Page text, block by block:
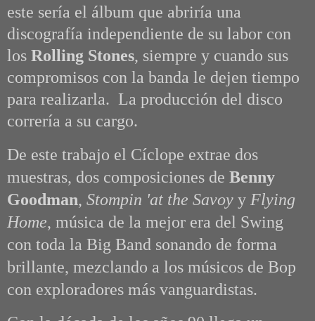
este sería el álbum que abriría una
discografía independiente de su labor con
los Rolling Stones, siempre y cuando sus
compromisos con la banda le dejen tiempo
para realizarla. La producción del disco
correría a su cargo.
De este trabajo el Cíclope extrae dos
muestras, dos composiciones de Benny
Goodman, Stompin 'at the Savoy y Flying
Home, música de la mejor era del Swing
con toda la Big Band sonando de forma
brillante, mezclando a los músicos de Bop
con exploradores más vanguardistas.